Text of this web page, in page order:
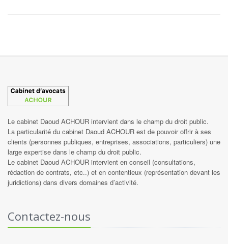
Le cabinet Daoud ACHOUR intervient dans le champ du droit public.
La particularité du cabinet Daoud ACHOUR est de pouvoir offrir à ses
clients (personnes publiques, entreprises, associations, particuliers) une
large expertise dans le champ du droit public.
Le cabinet Daoud ACHOUR intervient en conseil (consultations,
rédaction de contrats, etc..) et en contentieux (représentation devant les
juridictions) dans divers domaines d’activité.
Contactez-nous